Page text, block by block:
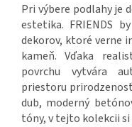
Pri výbere podlahy je
estetika. FRIENDS
dekorov, ktoré verne
kameň. Vďaka
povrchu vytvára
priestoru
dub, moderný
tóny, v tejto kolekcii